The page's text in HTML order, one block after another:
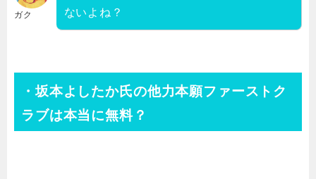
ガク
ないよね？
・坂本よしたか氏の他力本願ファーストク
ラブは本当に無料？